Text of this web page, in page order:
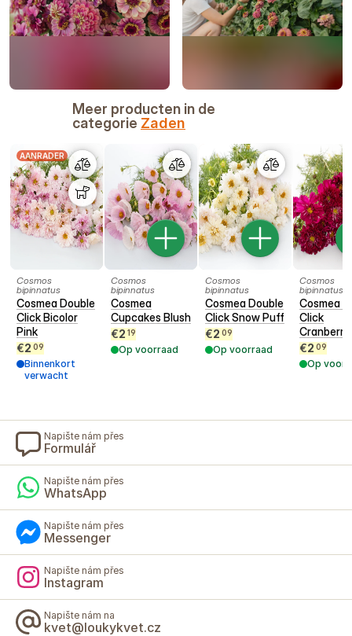
Meer producten in de
categorie Zaden
AANRADER
Cosmos
bipinnatus
Cosmea Double
Click Bicolor
Pink
€2 09
Binnenkort
verwacht
Cosmos
bipinnatus
Cosmea
Cupcakes Blush
€2 19
Op voorraad
Cosmos
bipinnatus
Cosmea Double
Click Snow Puff
€2 09
Op voorraad
Cosmos
bipinnatus
Cosmea
Click
€2 09
Op
Napište nám přes
Formulář
Napište nám přes
WhatsApp
Napište nám přes
Messenger
Napište nám přes
Instagram
Napište nám na
kvet@loukykvet.cz